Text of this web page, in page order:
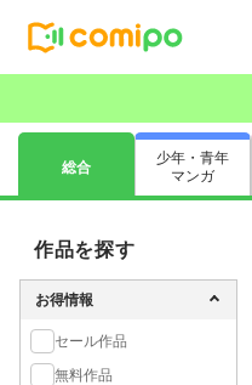
総合
少年・青年
マンガ
作品を探す
お得情報
セール作品
無料作品